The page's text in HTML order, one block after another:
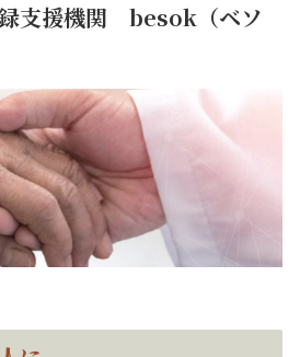
支援機関 besok（ベソ